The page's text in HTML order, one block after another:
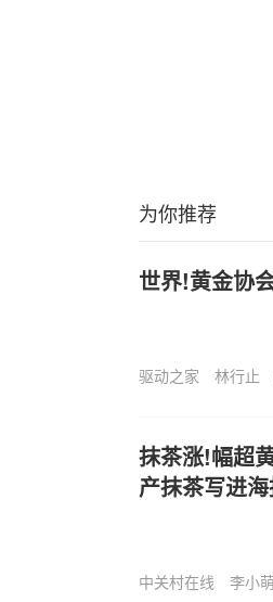
为你推荐
世界!黄金协
驱动之家 林行止
抹茶涨!幅超
产抹茶写进
中关村在线 李小萌